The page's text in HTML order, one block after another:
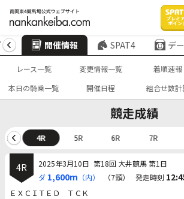
プレミ
ポイン
開催情報 SPAT4 デ
レース一覧 変更情報一覧 着順速報
本日の騎乗一覧
開催日程 組合せ数計
競走成績
4R 5R 6R 7R
4R 2025年3月10日 第18回 大井競馬 第1日
ダ 1,600m （内） （7頭） 発走時刻
ＥＸＣＩＴＥＤ ＴＣＫ